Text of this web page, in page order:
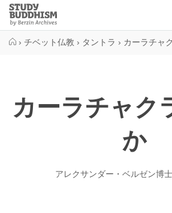
Close
Study
Buddhism
› チベット仏教 › タントラ › カーラチャ
カーラチャク
か
アレクサンダー・ベルゼン博士